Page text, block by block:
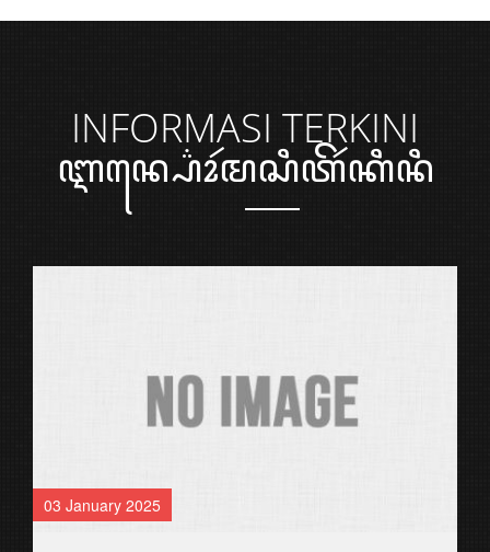
INFORMASI TERKINI
ꦆꦤ꧀ꦥ꦳ꦺꦴꦂꦩꦱꦶꦠꦼꦂꦏꦶꦤꦶ
03 January 2025